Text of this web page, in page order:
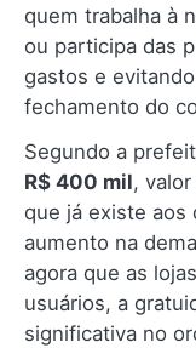
quem trabalha à
ou participa das
gastos e
fechamento do
Segundo a
R$ 400 mil,
que já existe aos
aumento na
agora que as
usuários, a
significativa no